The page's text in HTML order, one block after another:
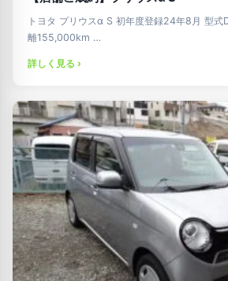
トヨタ プリウスα S 初年度登録24年8月 型
離155,000km …
詳しく見る ›